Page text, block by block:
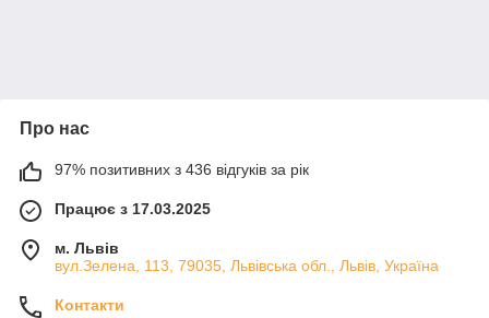
Про нас
97% позитивних з 436 відгуків за рік
Працює з 17.03.2025
м. Львів
вул.Зелена, 113, 79035, Львівська обл., Львів, Україна
Контакти